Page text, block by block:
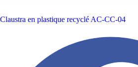
Claustra en plastique recyclé AC-CC-04